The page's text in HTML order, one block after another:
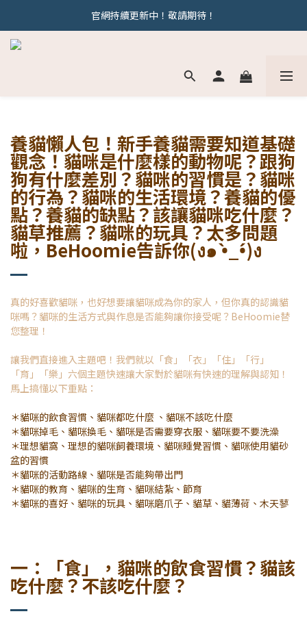
官網持續更新中！敬請期待！
若有相關問題歡迎加line : @behoomie 與我們討論唷
養貓懶人包！新手養貓需要知道基礎
觀念！貓咪是什麼樣的動物呢？跟狗
狗有什麼差別？貓咪的習慣是？貓咪
的行為？貓咪的生活環境？養貓的優
點？養貓的缺點？該讓貓咪吃什麼？
貓草推薦？貓咪的玩具？太多問題
啦，BeHoomie告訴你(ง๑ •̀_•́)ง
真的好喜歡貓咪，也好想要讓貓咪成為你的家人，但你真的認識貓
咪嗎？貓咪的生活方式與作息是否能夠讓你接受呢？BeHoomie替
您整理！
讓我們直接進入主題吧！我們就以「食」「衣」「住」「行」
「育」「樂」六個主題快速讓大家對於貓咪有快速的理解與認知！
馬上搞懂以下重點：
＊貓咪的飲食習慣、貓咪都吃什麼 、貓咪不該吃什麼
＊貓咪掉毛、貓咪換毛、貓咪是否需要穿衣服、貓咪要不要洗澡
＊理想貓窩、理想的貓咪飼養環境、貓咪睡覺習慣、貓咪使用貓砂
盆的習慣
＊貓咪的活動路線、貓咪是否能夠帶出門
＊貓咪的教育、貓咪的生育、貓咪結紮、節育
＊貓咪的喜好、貓咪的玩具、貓咪磨爪子、貓草、貓薄荷、木天蓼
一：「食」，貓咪的飲食習慣？貓該
吃什麼？不該吃什麼？